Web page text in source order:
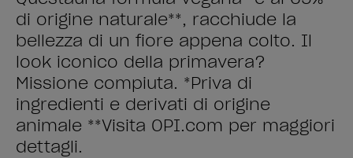
di origine naturale**, racchiude la
bellezza di un fiore appena colto. Il
look iconico della primavera?
Missione compiuta. *Priva di
ingredienti e derivati di origine
animale **Visita OPI.com per maggiori
dettagli.